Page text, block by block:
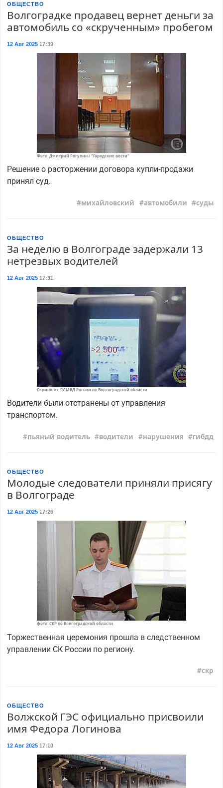
ОБЩЕСТВО
Волгоградке продавец вернет деньги за
автомобиль со «скрученным» пробегом
12 Авг 202517:39
Фото: Дмитрий Рогулин / "Городские вести"
Решение о расторжении договора купли-продажи
принял суд.
михайловский автомобили суды
ОБЩЕСТВО
За неделю в Волгограде задержали 13
нетрезвых водителей
12 Авг 202517:31
Скриншот: ГУ МВД России по Волгоградской области
Водители были отстранены от управления
транспортом.
пьяный водитель водители нарушения гибдд
ОБЩЕСТВО
Молодые следователи приняли присягу
в Волгограде
12 Авг 202517:26
фото: СКР по Волгоградской области
Торжественная церемония прошла в следственном
управлении СК России по региону.
скр
ОБЩЕСТВО
Волжской ГЭС официально присвоили
имя Федора Логинова
12 Авг 202517:10